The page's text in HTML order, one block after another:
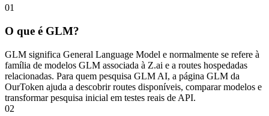
01
O que é GLM?
GLM significa General Language Model e normalmente se refere à
família de modelos GLM associada à Z.ai e a routes hospedadas
relacionadas. Para quem pesquisa GLM AI, a página GLM da
OurToken ajuda a descobrir routes disponíveis, comparar modelos e
transformar pesquisa inicial em testes reais de API.
02